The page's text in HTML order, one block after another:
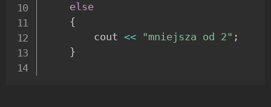
else
{
		cout
<< "mniejsza od 2" ;
}